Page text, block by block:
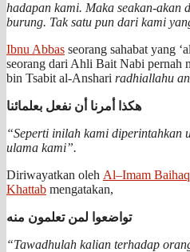
hadapan kami. Maka seakan-akan
burung. Tak satu pun dari kami
Ibnu Abbas seorang sahabat yang
seorang dari Ahli Bait Nabi pernah
bin Tsabit al-Anshari radhiallahu
هكذا أمرنا أن نفعل بعلمائنا
“Seperti inilah kami diperintahkan
ulama kami”.
Diriwayatkan oleh Al–Imam
Khattab mengatakan,
تواضعوا لمن تعلمون منه
“Tawadhulah kalian terhadap